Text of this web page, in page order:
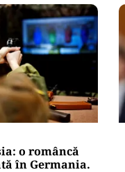
o româncă
în Germania.